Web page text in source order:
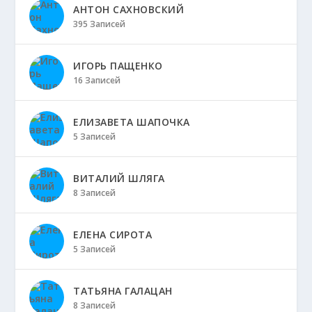
АНТОН САХНОВСКИЙ
395 Записей
ИГОРЬ ПАЩЕНКО
16 Записей
ЕЛИЗАВЕТА ШАПОЧКА
5 Записей
ВИТАЛИЙ ШЛЯГА
8 Записей
ЕЛЕНА СИРОТА
5 Записей
ТАТЬЯНА ГАЛАЦАН
8 Записей